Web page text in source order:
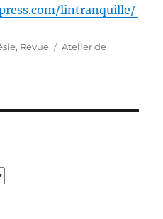
lintranquille/
, Revue Étiquettes
Atelier de